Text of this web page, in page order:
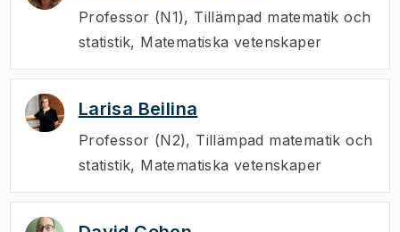
Professor (N1), Tillämpad matematik och
statistik, Matematiska vetenskaper
Larisa Beilina
Professor (N2), Tillämpad matematik och
statistik, Matematiska vetenskaper